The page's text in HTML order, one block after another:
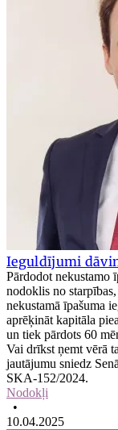
Ieguldījumi
Pārdodot nekustamo
nodoklis no
nekustamā īpašuma
aprēķināt kapitāla
un tiek pārdots 60
Vai drīkst ņemt vērā
jautājumu sniedz
SKA-152/2024.
Nodokļi
•
10.04.2025